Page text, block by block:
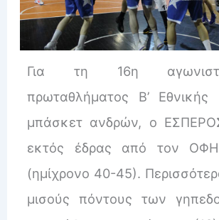
Για τη 16η
πρωταθλήματος Β’ Εθνικής
μπάσκετ ανδρὠν, ο
εκτός έδρας από τoν
(ημίχρονο 40-45).
μισούς πόντους των